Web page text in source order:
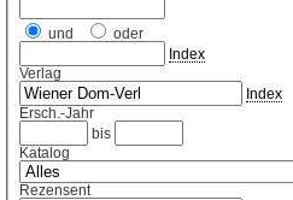
und
oder
Index
Verlag
Index
Ersch.-Jahr
bis
Katalog
Rezensent